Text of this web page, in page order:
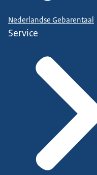
Nederlandse Gebarentaal
Service